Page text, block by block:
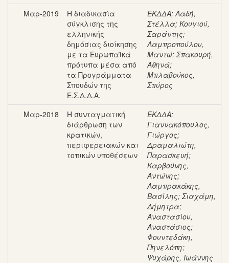
Μαρ-2019
Η διαδικασία
σύγκλισης της
ελληνικής
δημόσιας διοίκησης
με τα Ευρωπαϊκά
πρότυπα μέσα από
τα Προγράμματα
Σπουδών της
Ε.Σ.Δ.Δ.Α.
ΕΚΔΔΑ;Λαδή,
Στέλλα; Κουγιού,
Σαράντης;
Λαμπροπούλου,
Μαντώ;Σπακουρή,
Αθηνά;
Μπλαβούκος,
Σπύρος
Μαρ-2018
Η συνταγματική
διάρθρωση των
κρατικών,
περιφερειακών και
τοπικών υποθέσεων
ΕΚΔΔΑ;
Γιαννακόπουλος,
Γιώργος;
Δραμαλιώτη,
Παρασκευή;
Καρβούνης,
Αντώνης;
Λαμπρακάκης,
Βασίλης;Σιαχάμη,
Δήμητρα;
Αναστασίου,
Αναστάσιος;
Φουντεδάκη,
Πηνελόπη;
Ψυχάρης, Ιωάννης